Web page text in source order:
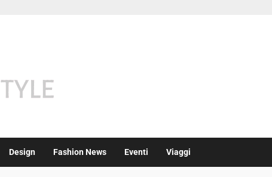
Design Fashion News Eventi Viaggi